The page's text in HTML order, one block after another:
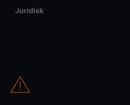
Juridisk